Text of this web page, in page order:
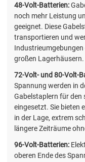
48-Volt-Batterien:
noch mehr Leistung
geeignet. Diese
transportieren und
Industrieumgebungen
großen Lagerhäusern.
72-Volt- und 80-Volt-
Spannung werden in
Gabelstaplern für den
eingesetzt. Sie bieten
in der Lage, extrem
längere Zeiträume
96-Volt-Batterien:
oberen Ende des